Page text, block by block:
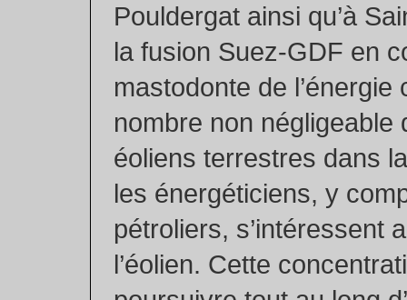
Pouldergat ainsi qu’à
la fusion Suez-GDF en
mastodonte de l’énergie
nombre non négligeable
éoliens terrestres dans
les énergéticiens, y
pétroliers, s’intéressent
l’éolien. Cette